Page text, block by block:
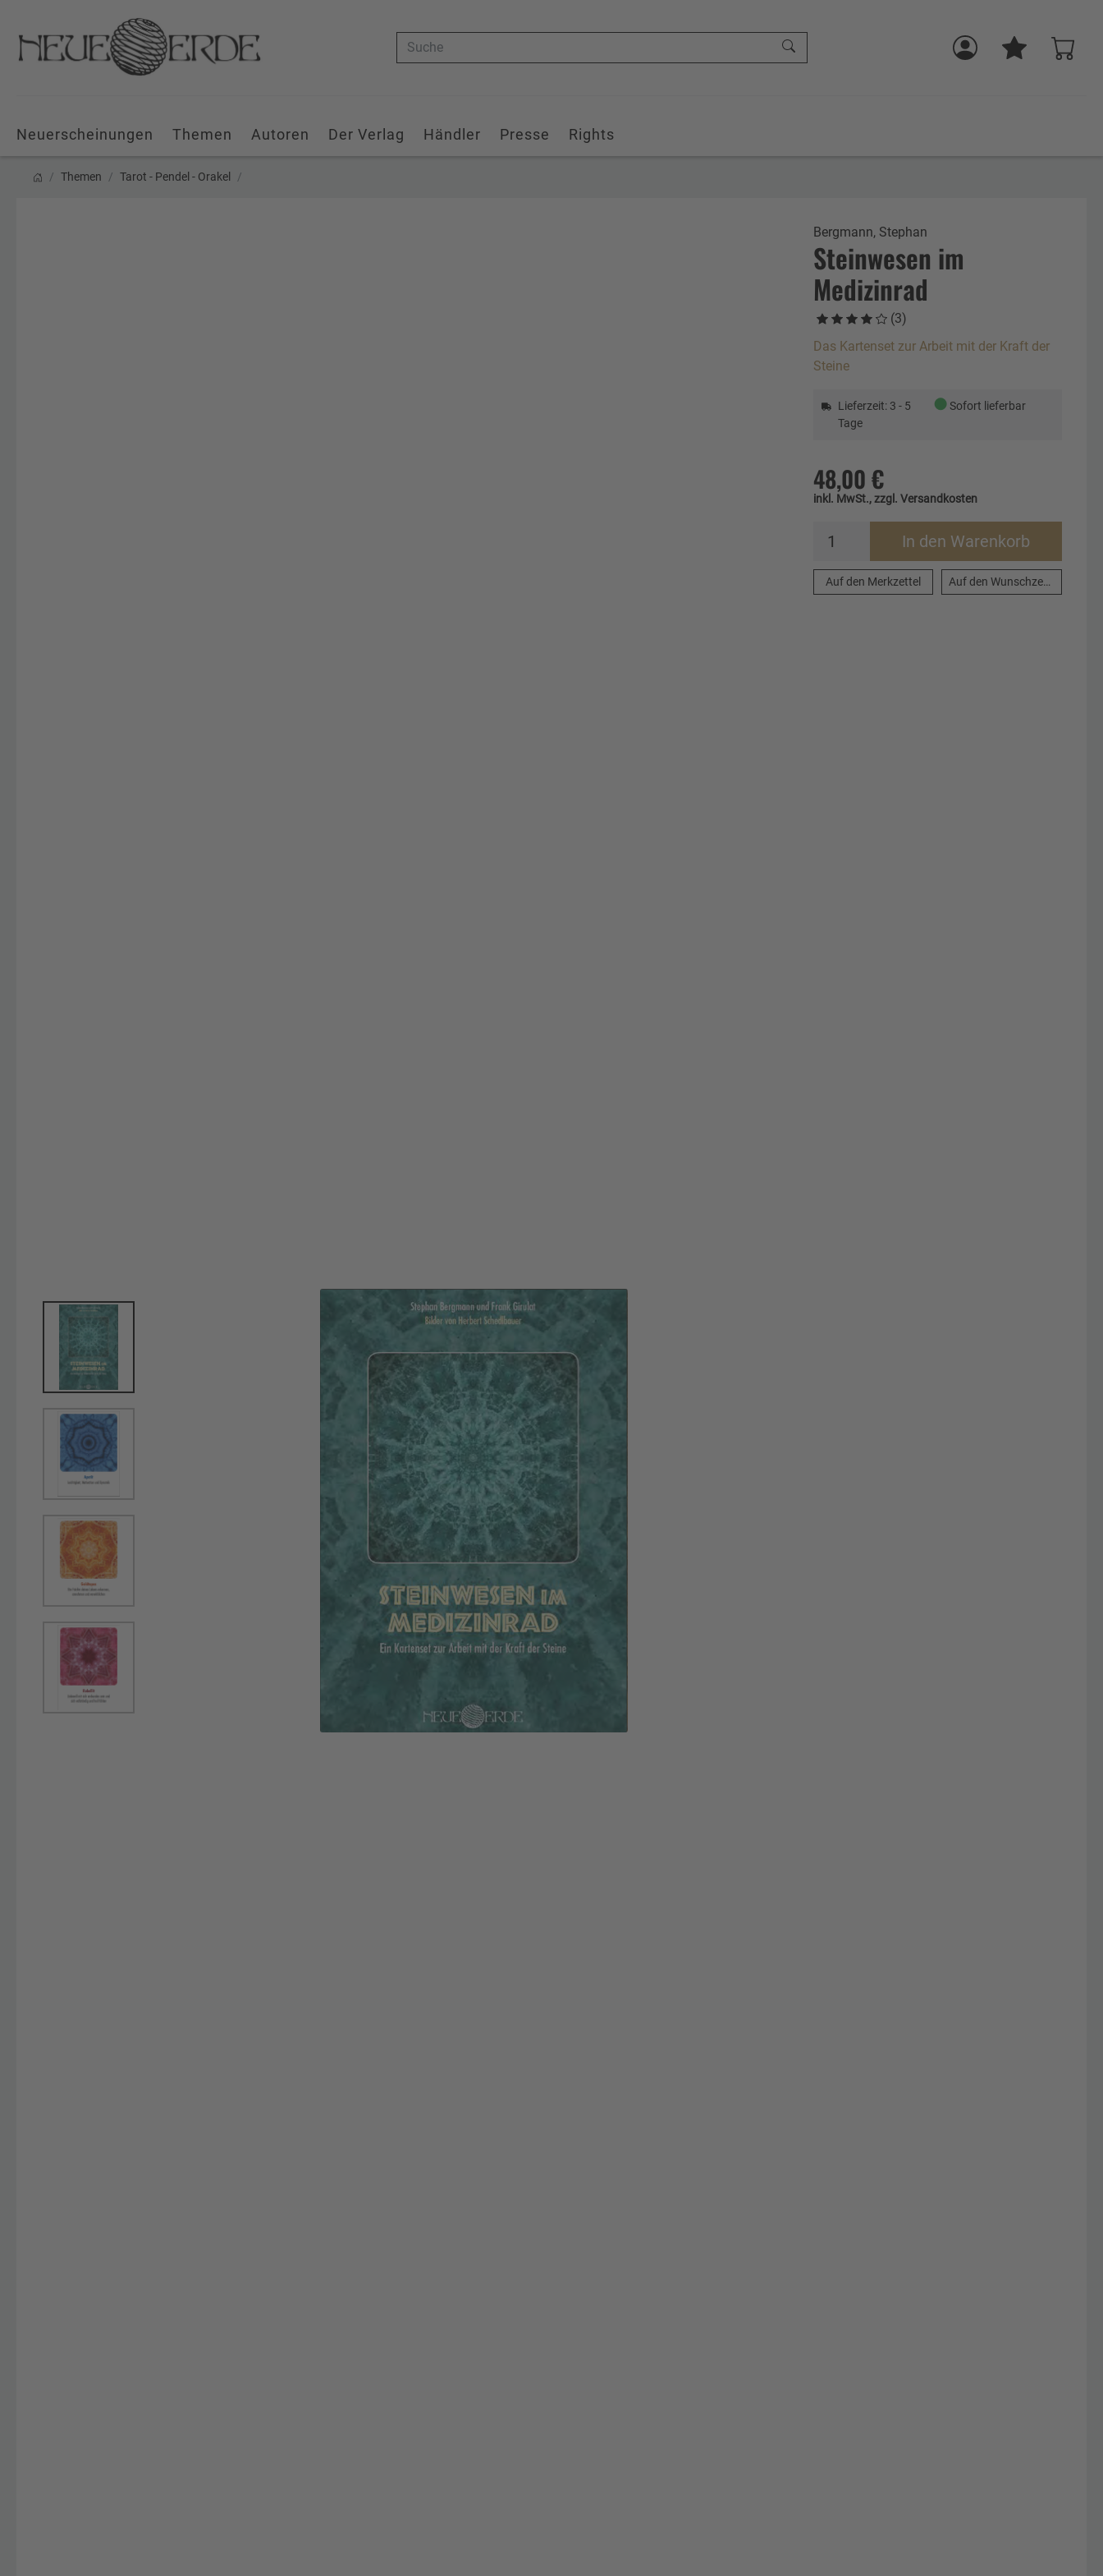
Suche
Neuerscheinungen Themen Autoren Der Verlag Händler Presse Rights
Themen Tarot - Pendel - Orakel
Bergmann, Stephan
Steinwesen im
Medizinrad
(3)
Das Kartenset zur Arbeit mit der Kraft der
Steine
Lieferzeit: 3 - 5
Tage
●Sofort lieferbar
48,00 €
inkl. MwSt., zzgl. Versandkosten
In den Warenkorb
Auf den Merkzettel Auf den Wunschzettel